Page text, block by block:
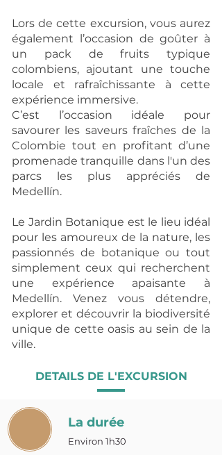
Lors de cette excursion, vous aurez
également l’occasion de goûter à
un pack de fruits typique
colombiens, ajoutant une touche
locale et rafraîchissante à cette
expérience immersive.
C’est l’occasion idéale pour
savourer les saveurs fraîches de la
Colombie tout en profitant d’une
promenade tranquille dans l'un des
parcs les plus appréciés de
Medellín.
Le Jardin Botanique est le lieu idéal
pour les amoureux de la nature, les
passionnés de botanique ou tout
simplement ceux qui recherchent
une expérience apaisante à
Medellín. Venez vous détendre,
explorer et découvrir la biodiversité
unique de cette oasis au sein de la
ville.
DETAILS DE L'EXCURSION
La durée
Environ 1h30